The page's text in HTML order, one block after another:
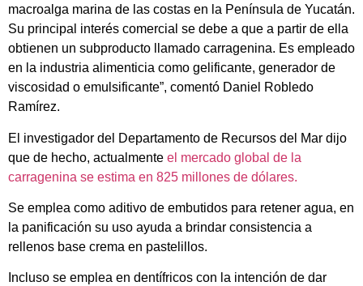
macroalga marina de las costas en la Península de Yucatán.
Su principal interés comercial se debe a que a partir de ella
obtienen un subproducto llamado carragenina. Es empleado
en la industria alimenticia como gelificante, generador de
viscosidad o emulsificante”, comentó Daniel Robledo
Ramírez.
El investigador del Departamento de Recursos del Mar dijo
que de hecho, actualmente el mercado global de la
carragenina se estima en 825 millones de dólares.
Se emplea como aditivo de embutidos para retener agua, en
la panificación su uso ayuda a brindar consistencia a
rellenos base crema en pastelillos.
Incluso se emplea en dentífricos con la intención de dar